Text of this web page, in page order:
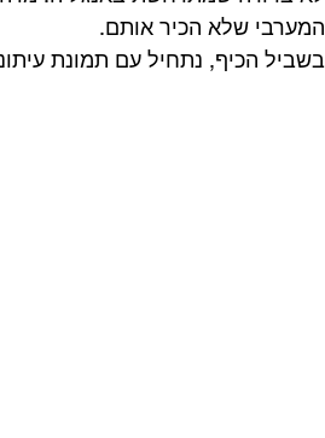
המערבי שלא הכיר אותם.
בשביל הכיף, נתחיל עם תמונת עיתונות של